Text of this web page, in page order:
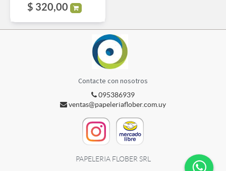
$ 320,00
Contacte con nosotros
095386939
ventas@papeleriaflober.com.uy
PAPELERIA FLOBER SRL